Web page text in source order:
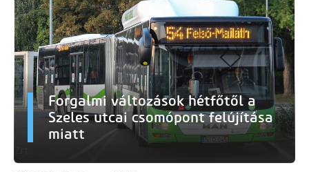
Forgalmi változások hétfőtől a
Szeles utcai csomópont felújítása
miatt